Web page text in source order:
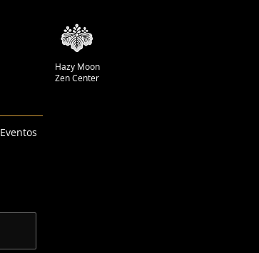
Hazy Moon
Zen Center
Eventos